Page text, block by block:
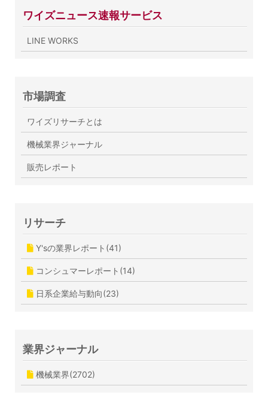
ワイズニュース速報サービス
LINE WORKS
市場調査
ワイズリサーチとは
機械業界ジャーナル
販売レポート
リサーチ
Y'sの業界レポート(41)
コンシュマーレポート(14)
日系企業給与動向(23)
業界ジャーナル
機械業界(2702)